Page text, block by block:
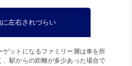
に左右されづらい
ゲットになるファミリー層は車を所
、駅からの距離が多少あった場合で